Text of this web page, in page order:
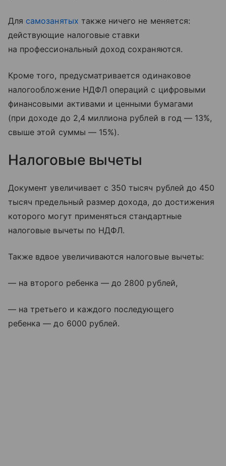
Для самозанятых также ничего не меняется:
действующие налоговые ставки
на профессиональный доход сохраняются.
Кроме того, предусматривается одинаковое
налогообложение НДФЛ операций с цифровыми
финансовыми активами и ценными бумагами
(при доходе до 2,4 миллиона рублей в год — 13%,
свыше этой суммы — 15%).
Налоговые вычеты
Документ увеличивает с 350 тысяч рублей до 450
тысяч предельный размер дохода, до достижения
которого могут применяться стандартные
налоговые вычеты по НДФЛ.
Также вдвое увеличиваются налоговые вычеты:
— на второго ребенка — до 2800 рублей,
— на третьего и каждого последующего
ребенка — до 6000 рублей.